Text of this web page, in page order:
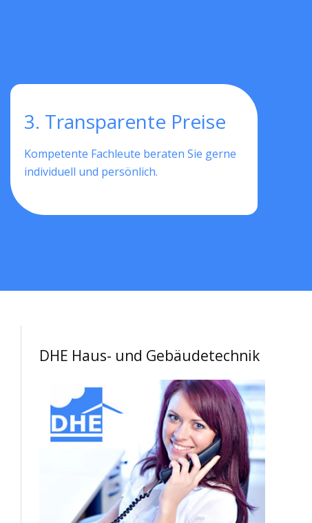
3. Transparente Preise
Kompetente Fachleute beraten Sie gerne
individuell und persönlich.
DHE Haus- und Gebäudetechnik